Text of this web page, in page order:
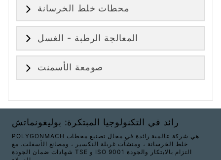
محطات خلط الخرسانة
المعالجة الرطبة - الغسل
صومعة الأسمنت
رائد في التكنولوجيا المبتكرة: بوليغونماتش
POLYGONMACH هي شركة عالمية رائدة في مجال تصنيع محطات
خلط الخرسانة ، ومنشآت غربلة التكسير ، ومصانع الأسفلت. مع
شهادات ضمان الجودة TSE و ISO 9001 التزام بالابتكار والجودة